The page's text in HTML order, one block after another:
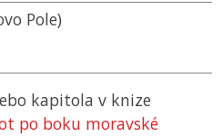
Pole)
kapitola v knize
po boku moravské